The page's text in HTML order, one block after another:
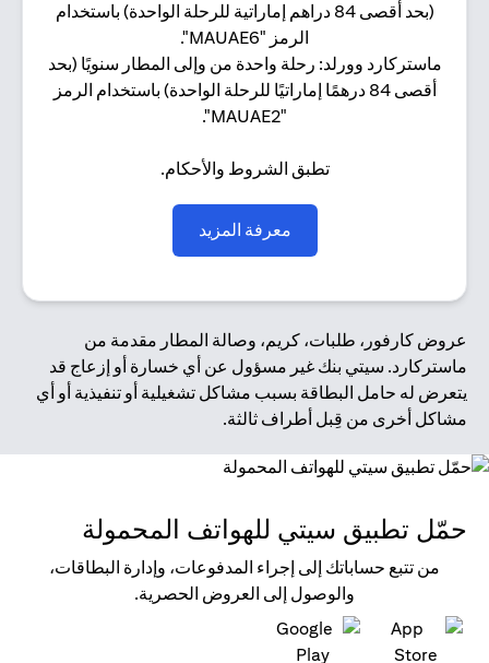
(بحد أقصى 84 دراهم إماراتية للرحلة الواحدة) باستخدام
الرمز "MAUAE6".
ماستركارد وورلد: رحلة واحدة من وإلى المطار سنويًا (بحد
أقصى 84 درهمًا إماراتيًا للرحلة الواحدة) باستخدام الرمز
"MAUAE2".
تطبق الشروط والأحكام.
معرفة المزيد
عروض كارفور، طلبات، كريم، وصالة المطار مقدمة من
ماستركارد. سيتي بنك غير مسؤول عن أي خسارة أو إزعاج قد
يتعرض له حامل البطاقة بسبب مشاكل تشغيلية أو تنفيذية أو أي
مشاكل أخرى من قِبل أطراف ثالثة.
حمّل تطبيق سيتي للهواتف المحمولة
من تتبع حساباتك إلى إجراء المدفوعات، وإدارة البطاقات،
والوصول إلى العروض الحصرية.